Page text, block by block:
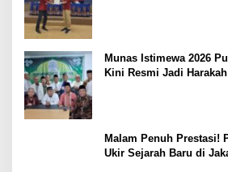
Munas Istimewa 2026
Kini Resmi Jadi
Malam Penuh Prestasi!
Ukir Sejarah Baru di